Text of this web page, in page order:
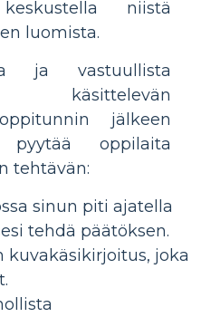
niistä
luomista.
ja vastuullista
käsittelevän
jälkeen
oppilaita
tehtävän:
sinun piti ajatella
tehdä päätöksen.
kuvakäsikirjoitus, joka